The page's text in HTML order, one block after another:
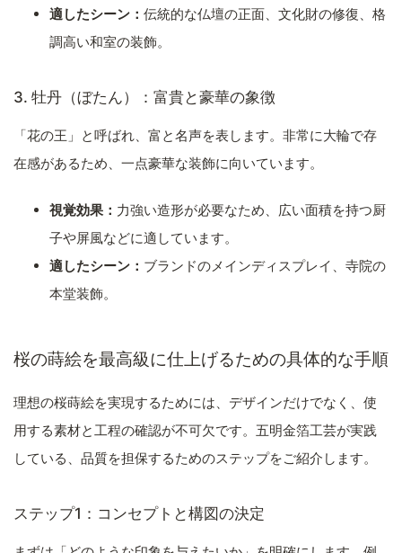
適したシーン： 伝統的な仏壇の正面、文化財の修復、格
調高い和室の装飾。
3. 牡丹（ぼたん）：富貴と豪華の象徴
「花の王」と呼ばれ、富と名声を表します。非常に大輪で存
在感があるため、一点豪華な装飾に向いています。
視覚効果： 力強い造形が必要なため、広い面積を持つ厨
子や屏風などに適しています。
適したシーン： ブランドのメインディスプレイ、寺院の
本堂装飾。
桜の蒔絵を最高級に仕上げるための具体的な手順
理想の桜蒔絵を実現するためには、デザインだけでなく、使
用する素材と工程の確認が不可欠です。五明金箔工芸が実践
している、品質を担保するためのステップをご紹介します。
ステップ1：コンセプトと構図の決定